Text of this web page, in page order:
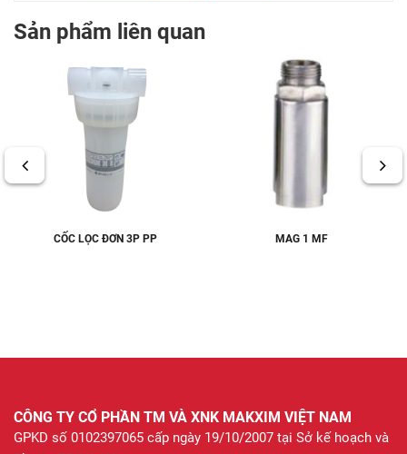
Sản phẩm liên quan
CỐC LỌC ĐƠN 3P PP MAG 1 MF
CÔNG TY CỔ PHẦN TM VÀ XNK MAKXIM VIỆT NAM
GPKD số 0102397065 cấp ngày 19/10/2007 tại Sở kế hoạch và